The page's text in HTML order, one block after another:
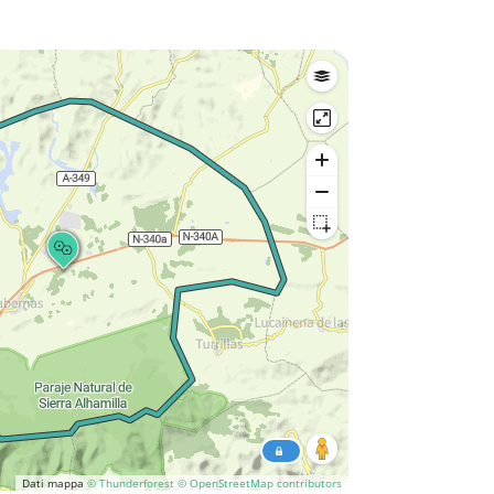
Dati mappa © Thunderforest © OpenStreetMap contributors